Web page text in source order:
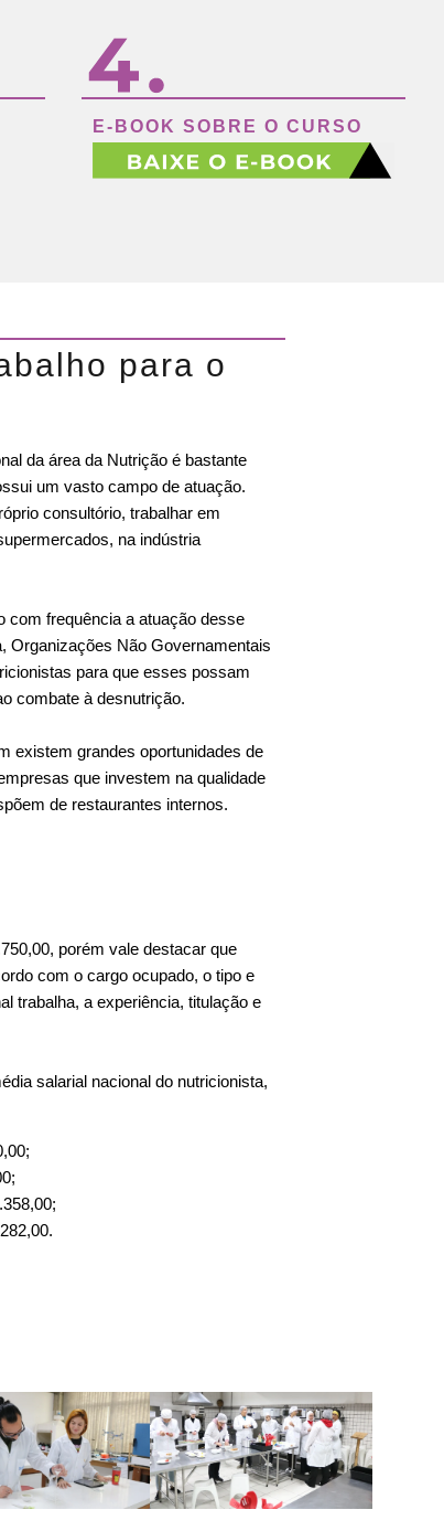
E-BOOK SOBRE O CURSO
para o
da área da Nutrição é bastante
um vasto campo de atuação.
consultório, trabalhar em
na indústria
com frequência a atuação desse
Organizações Não Governamentais
para que esses possam
combate à desnutrição.
existem grandes oportunidades de
que investem na qualidade
de restaurantes internos.
porém vale destacar que
com o cargo ocupado, o tipo e
trabalha, a experiência, titulação e
salarial nacional do nutricionista,